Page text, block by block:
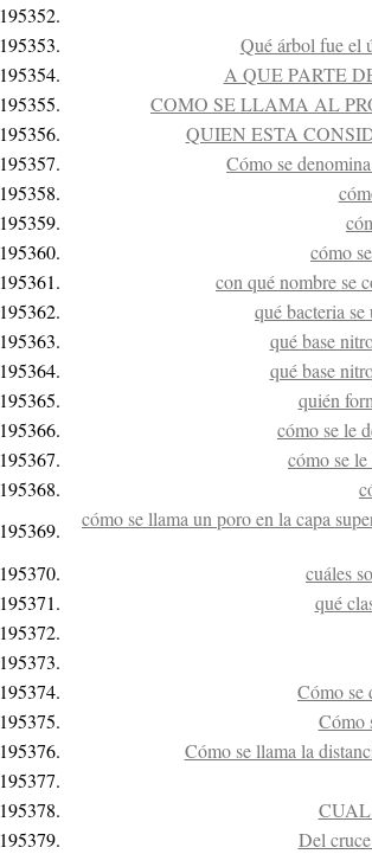
195352.
195353.
Qué árbol fue el
195354.
A QUE PARTE
195355.
COMO SE LLAMA AL
195356.
QUIEN ESTA
195357.
Cómo se
195358.
195359.
195360.
cómo
195361.
con qué nombre se
195362.
qué bacteria
195363.
qué base
195364.
qué base
195365.
quién
195366.
cómo se le
195367.
cómo se
195368.
195369.
cómo se llama un poro en la capa
195370.
cuáles
195371.
qué
195372.
195373.
195374.
Cómo se
195375.
Cómo
195376.
Cómo se llama la
195377.
195378.
195379.
Del